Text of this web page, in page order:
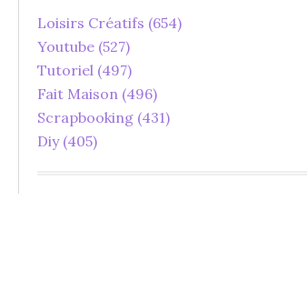
POUR HOMME
Loisirs Créatifs (654)
Youtube (527)
Tutoriel (497)
Fait Maison (496)
Scrapbooking (431)
Diy(405)